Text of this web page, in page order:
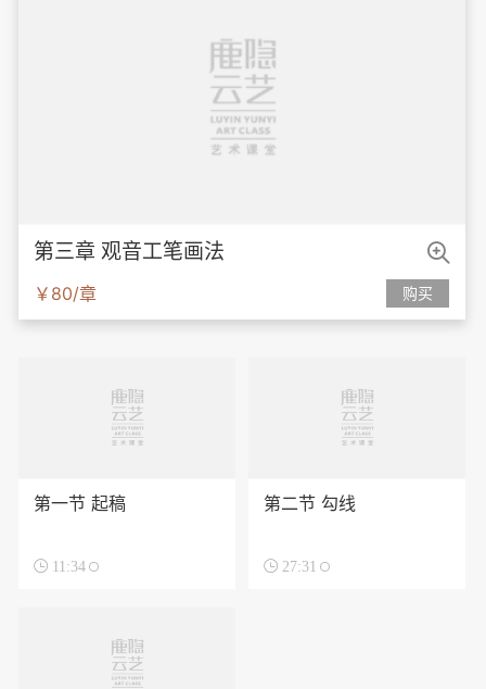
第三章 观音工笔画法
￥80/章 购买

第一节 起稿
 11:34
第二节 勾线
 27:31